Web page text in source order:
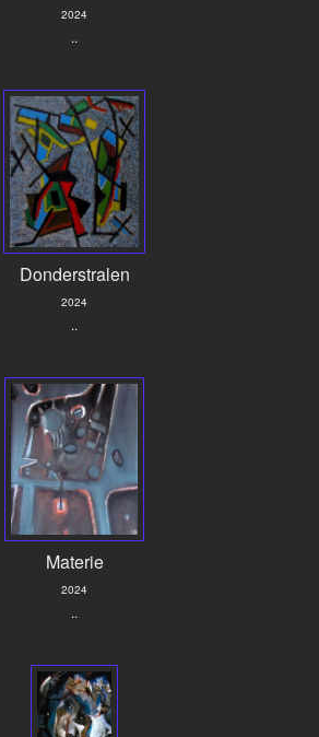
2024
..
Donderstralen
2024
..
Materie
2024
..